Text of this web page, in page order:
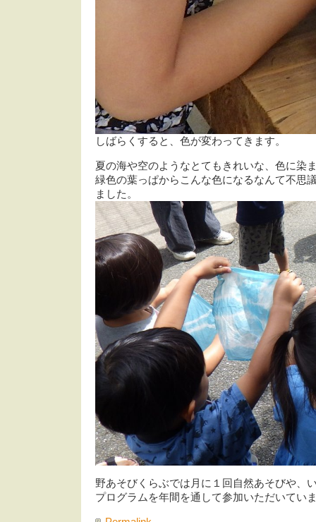
しばらくすると、色が変わってきます。
夏の海や空のようなとてもきれいな、色に染
緑色の葉っぱからこんな色になるなんて不思
ました。
野あそびくらぶでは月に１回自然あそびや、
プログラムを年間を通して参加いただいてい